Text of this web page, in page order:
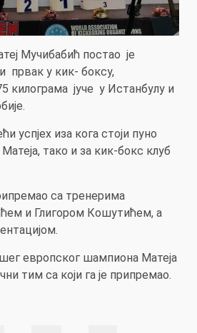
Мучибабић постао је
првак у кик- боксу,
килограма јуче у Истанбулу и
успјех иза кога стоји пуно
тако и за кик-бокс клуб
са тренерима
и Глигором Кошутићем, а
европског шампиона Матеја
тим са који га је припремао.